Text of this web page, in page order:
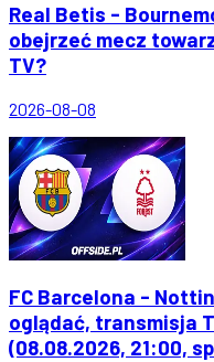
Real Betis -
obejrzeć mecz
TV?
2026-08-08
FC Barcelona -
oglądać, transmisja
(08.08.2026, 21:00,